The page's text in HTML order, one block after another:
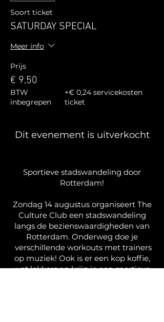
Soort ticket
SATURDAY SPECIAL
Meer info
Prijs
€ 9,50
BTW
inbegrepen
+€ 0,24 servicekosten
ticket
Dit evenement is uitverkocht
Sportieve stadswandeling door
Rotterdam!
Zondag 14 augustus organiseert The
Culture Club een stadswandeling
langs de bezienswaardigheden van
Rotterdam. Onderweg doe je
verschillende workouts met trainers
op muziek! Ook is er een kop koffie,
wat lekkers en krijg je een sportieve